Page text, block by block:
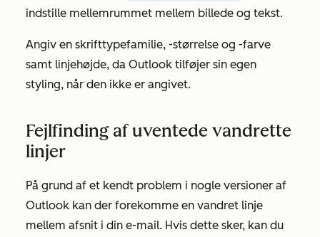
indstille mellemrummet mellem billede og tekst.
Angiv en skrifttypefamilie, -størrelse og -farve
samt linjehøjde, da Outlook tilføjer sin egen
styling, når den ikke er angivet.
Fejlfinding af uventede vandrette
linjer
På grund af et kendt problem i nogle versioner af
Outlook kan der forekomme en vandret linje
mellem afsnit i din e-mail. Hvis dette sker, kan du